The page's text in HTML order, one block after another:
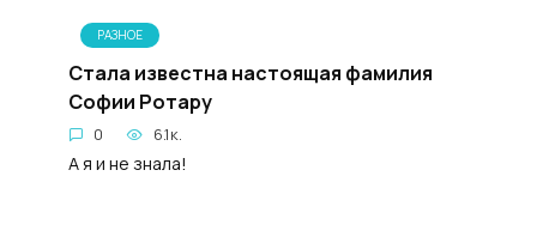
РАЗНОЕ
Стала известна настоящая фамилия
Софии Ротару
0 6.1к.
А я и не знала!